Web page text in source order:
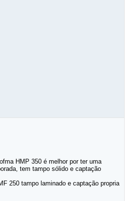
HMP 350 é melhor por ter uma
tem tampo sólido e captação
250 tampo laminado e captação propria